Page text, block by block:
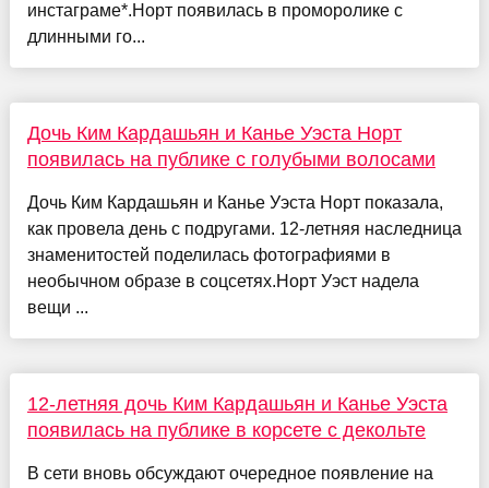
инстаграме*.Норт появилась в проморолике с
длинными го...
Дочь Ким Кардашьян и Канье Уэста Норт
появилась на публике с голубыми волосами
Дочь Ким Кардашьян и Канье Уэста Норт показала,
как провела день с подругами. 12-летняя наследница
знаменитостей поделилась фотографиями в
необычном образе в соцсетях.Норт Уэст надела
вещи ...
12-летняя дочь Ким Кардашьян и Канье Уэста
появилась на публике в корсете с декольте
В сети вновь обсуждают очередное появление на